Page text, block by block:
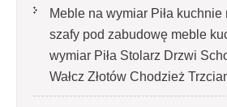
Meble na wymiar Piła kuchnie
szafy pod zabudowę meble
wymiar Piła Stolarz Drzwi
Wałcz Złotów Chodzież